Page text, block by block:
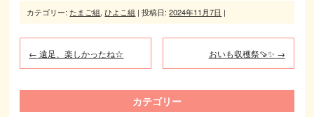
カテゴリー:たまご組,ひよこ組 | 投稿日:2024年11月7日 |
← 遠足、楽しかったね☆ おいも収穫祭🍠✨ →
カテゴリー